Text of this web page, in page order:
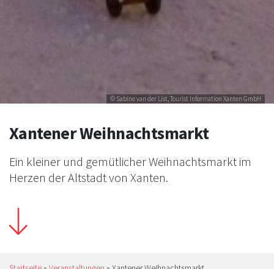
© Sabine van der List, Tourist Information Xanten GmbH
Xantener Weihnachtsmarkt
Ein kleiner und gemütlicher Weihnachtsmarkt im
Herzen der Altstadt von Xanten.